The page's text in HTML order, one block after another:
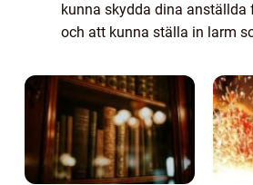
kunna skydda dina anställda
och att kunna ställa in larm
skadegörelse är inte helt